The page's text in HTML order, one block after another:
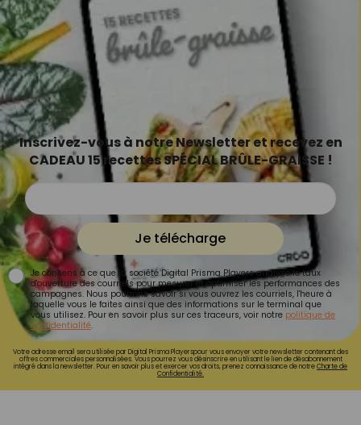
Inscrivez-vous à notre Newsletter et recevez en
CADEAU 15 recettes SPÉCIAL BRÛLE-GRAISSE !
Je télécharge
Je consens à ce que la société Digital Prisma Players analyse le taux
d'ouverture des courriels pour mesurer et optimiser les performances des
campagnes. Nous pourrons savoir si vous ouvrez les courriels, l'heure à
laquelle vous le faites ainsi que des informations sur le terminal que
vous utilisez. Pour en savoir plus sur ces traceurs, voir notre politique de
confidentialité.
Votre adresse email sera utilisée par Digital Prisma Playerspour vous envoyer votre newsletter contenant des
offres commerciales personnalisées. Vous pourrez vous désinscrire en utilisant le lien de désabonnement
intégré dans la newsletter. Pour en savoir plus et exercer vos droits, prenez connaissance de notreCharte de
Confidentialité.